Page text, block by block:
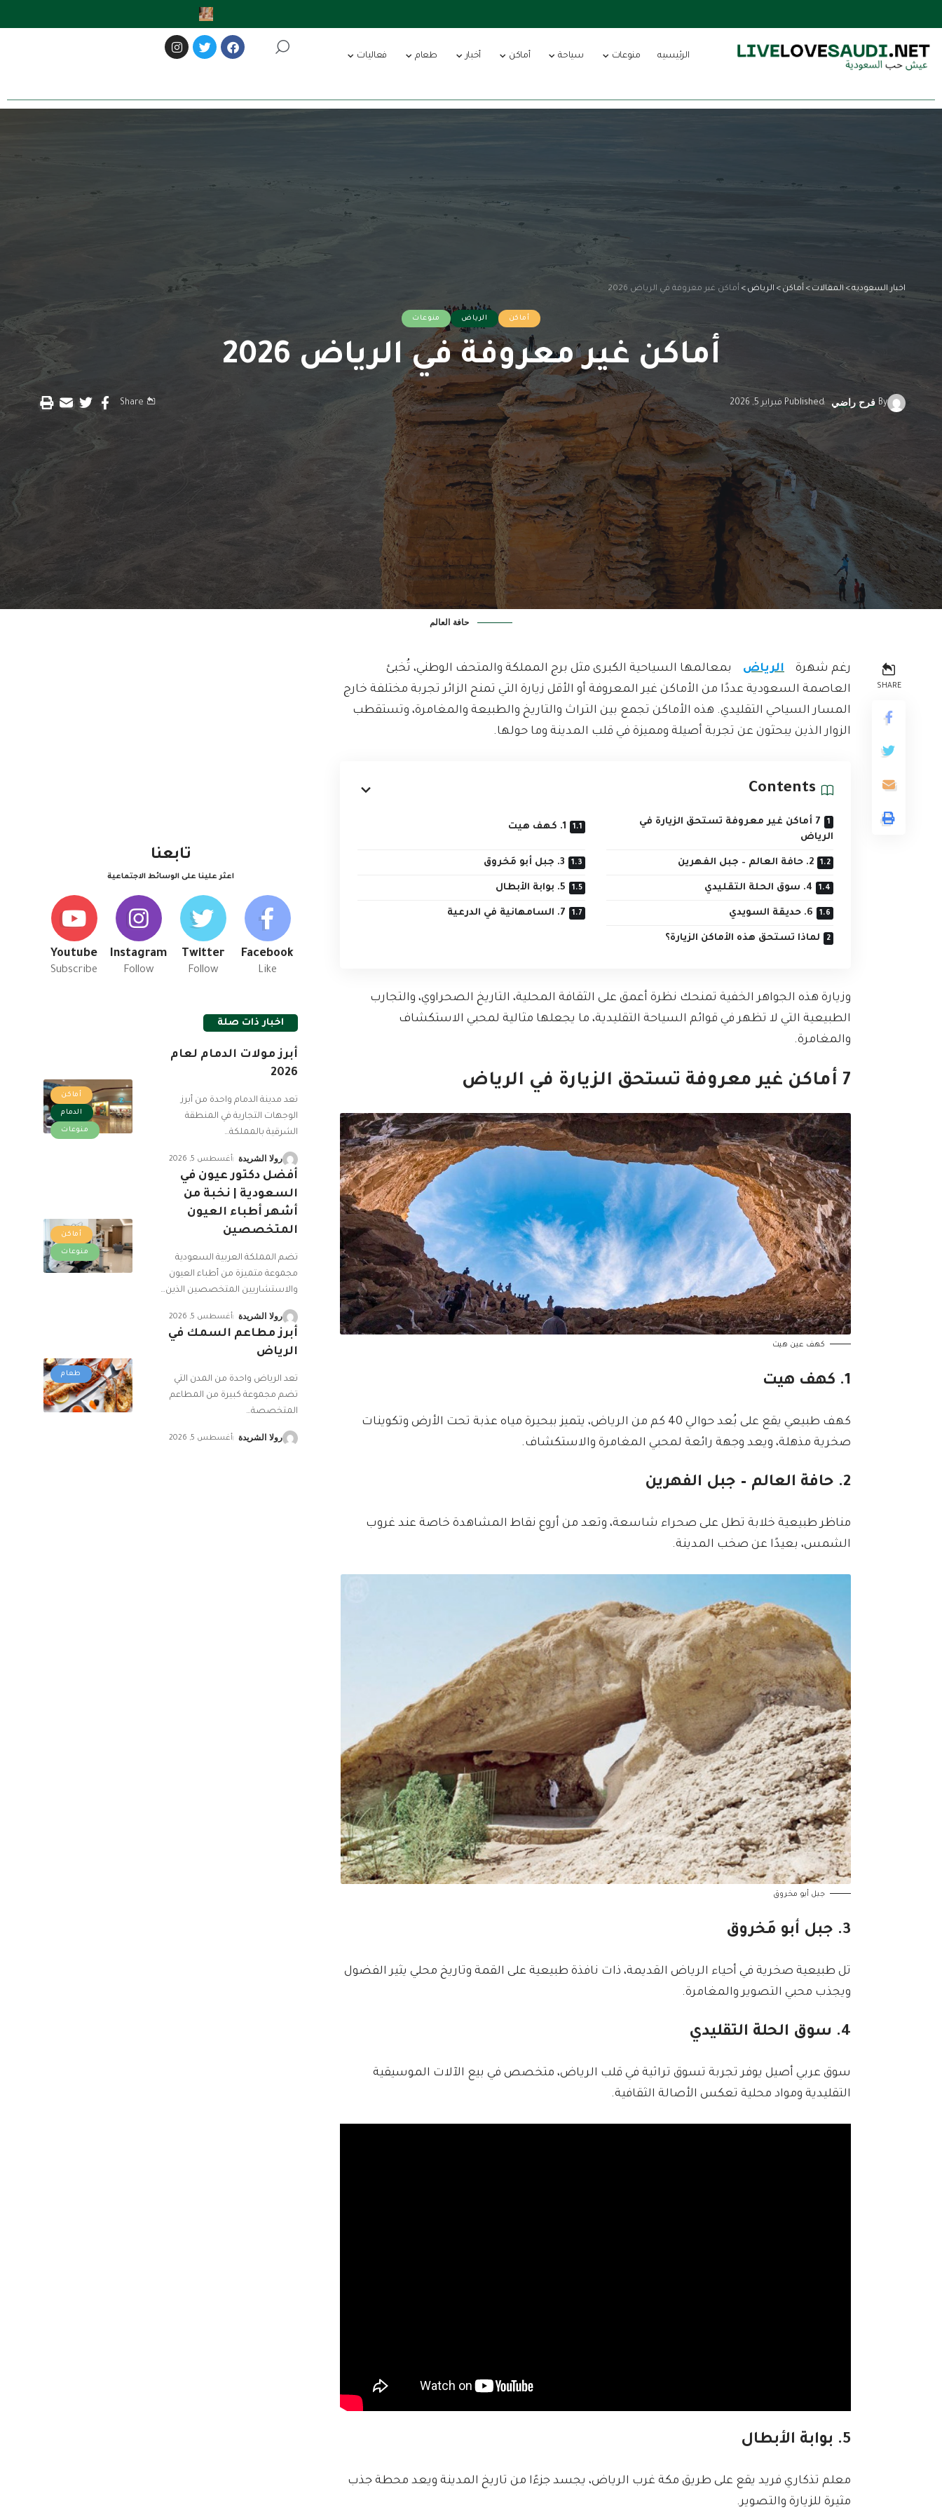
الرئيسيه منوعات سياحة أماكن أخبار طعام فعاليات
اخبار السعوديه> المقالات > أماكن > الرياض > أماكن غير معروفة في الرياض 2026
أماكن الرياض منوعات
أماكن غير معروفة في الرياض 2026
By فرح راضي Published فبراير 5, 2026 Share
حافة العالم
SHARE
رغم شهرة الرياض
بمعالمها السياحية الكبرى مثل برج المملكة والمتحف الوطني، تُخبئ
العاصمة السعودية عددًا من الأماكن غير المعروفة أو الأقل زيارة التي تمنح الزائر تجربة مختلفة خارج
المسار السياحي التقليدي. هذه الأماكن تجمع بين التراث والتاريخ والطبيعة والمغامرة، وتستقطب
الزوار الذين يبحثون عن تجربة أصيلة ومميزة في قلب المدينة وما حولها.
Contents
7 أماكن غير معروفة تستحق الزيارة في
الرياض
1. كهف هيت
2. حافة العالم – جبل الفهرين 3. جبل أبو مَخروق
4. سوق الحلة التقليدي 5. بوابة الأبطال
6. حديقة السويدي 7. السامهانية في الدرعية
لماذا تستحق هذه الأماكن الزيارة؟
وزيارة هذه الجواهر الخفية تمنحك نظرة أعمق على الثقافة المحلية، التاريخ الصحراوي، والتجارب
الطبيعية التي لا تظهر في قوائم السياحة التقليدية، ما يجعلها مثالية لمحبي الاستكشاف
والمغامرة.
7 أماكن غير معروفة تستحق الزيارة في الرياض
كهف عين هيت
1. كهف هيت
كهف طبيعي يقع على بُعد حوالي 40 كم من الرياض، يتميز ببحيرة مياه عذبة تحت الأرض وتكوينات
صخرية مذهلة، ويعد وجهة رائعة لمحبي المغامرة والاستكشاف.
2. حافة العالم – جبل الفهرين
مناظر طبيعية خلابة تطل على صحراء شاسعة، وتعد من أروع نقاط المشاهدة خاصة عند غروب
الشمس، بعيدًا عن صخب المدينة.
جبل أبو مخروق
3. جبل أبو مَخروق
تل طبيعية صخرية في أحياء الرياض القديمة، ذات نافذة طبيعية على القمة وتاريخ محلي يثير الفضول
ويجذب محبي التصوير والمغامرة.
4. سوق الحلة التقليدي
سوق عربي أصيل يوفر تجربة تسوق تراثية في قلب الرياض، متخصص في بيع الآلات الموسيقية
التقليدية ومواد محلية تعكس الأصالة الثقافية.
5. بوابة الأبطال
معلم تذكاري فريد يقع على طريق مكة غرب الرياض، يجسد جزءًا من تاريخ المدينة ويعد محطة جذب
مثيرة للزيارة والتصوير.
تابعنا
اعثر علينا على الوسائط الاجتماعية
Facebook
Like
Twitter
Follow
Instagram
Follow
Youtube
Subscribe
اخبار ذات صلة
أماكن
الدمام
منوعات
أبرز مولات الدمام لعام
2026
تعد مدينة الدمام واحدة من أبرز
الوجهات التجارية في المنطقة
الشرقية بالمملكة…
رولا الشريدة أغسطس 5, 2026
أماكن
منوعات
أفضل دكتور عيون في
السعودية | نخبة من
أشهر أطباء العيون
المتخصصين
تضم المملكة العربية السعودية
مجموعة متميزة من أطباء العيون
والاستشاريين المتخصصين الذين…
رولا الشريدة أغسطس 5, 2026
طعام
أبرز مطاعم السمك في
الرياض
تعد الرياض واحدة من المدن التي
تضم مجموعة كبيرة من المطاعم
المتخصصة…
رولا الشريدة أغسطس 5, 2026